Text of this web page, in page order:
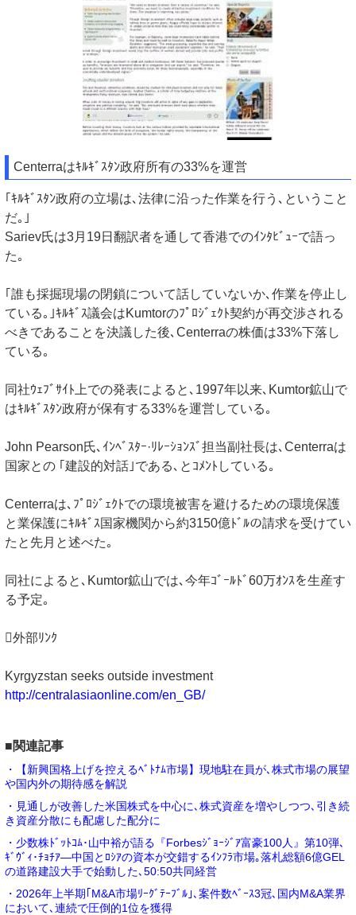
Centerraはｷﾙｷﾞｽﾀﾝ政府所有の33%を運営
｢ｷﾙｷﾞｽﾀﾝ政府の立場は､法律に沿った作業を行う､ということ
だ｡｣
Sariev氏は3月19日翻訳者を通して香港でのｲﾝﾀﾋﾞｭｰで語っ
た｡
｢誰も採掘現場の閉鎖について話していないか､作業を停止し
ている｡｣ｷﾙｷﾞｽ議会はKumtorのﾌﾟﾛｼﾞｪｸﾄ契約が再交渉される
べきであることを決議した後､Centerraの株価は33%下落し
ている｡
同社ｳｪﾌﾞｻｲﾄ上での発表によると､1997年以来､Kumtor鉱山で
はｷﾙｷﾞｽﾀﾝ政府が保有する33%を運営している｡
John Pearson氏､ｲﾝﾍﾞｽﾀｰ·ﾘﾚｰｼｮﾝｽﾞ担当副社長は､Centerraは
国家との ｢建設的対話｣である､とｺﾒﾝﾄしている｡
Centerraは､ﾌﾟﾛｼﾞｪｸﾄでの環境被害を避けるための環境保護
と業保護にｷﾙｷﾞｽ国家機関から約3150億ﾄﾞﾙの請求を受けてい
たと先月と述べた｡
同社によると､Kumtor鉱山では､今年ｺﾞｰﾙﾄﾞ60万ｵﾝｽを生産す
る予定｡
外部ﾘﾝｸ
Kyrgyzstan seeks outside investment
http://centralasiaonline.com/en_GB/
■関連記事
・【新興国格上げを控えるﾍﾞﾄﾅﾑ市場】現地駐在員が､株式市場の展望
や国内外の期待感を解説
・見通しが改善した米国株式を中心に､株式資産を増やしつつ､引き続
き資産分散にも配慮した配分に
・少数株ﾄﾞｯﾄｺﾑ･山中裕が語る『Forbesｼﾞｮｰｼﾞｱ富豪100人』第10弾､
ｷﾞｳﾞｨ･ﾁｮﾁｱ―中国とﾛｼｱの資本が交錯するｲﾝﾌﾗ市場｡落札総額6億GEL
の道路建設大手で始動した､50:50共同経営
・2026年上半期｢M&A市場ﾘｰｸﾞﾃｰﾌﾞﾙ｣､案件数ﾍﾞｰｽ3冠､国内M&A業界
において､連続で圧倒的1位を獲得